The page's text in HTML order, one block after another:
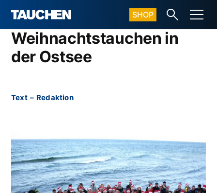
SHOP
Weihnachtstauchen in
der Ostsee
Text – Redaktion